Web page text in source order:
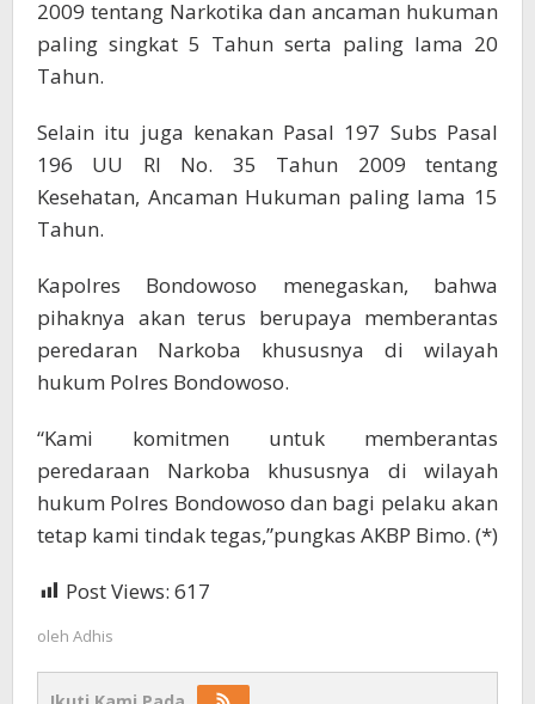
2009 tentang Narkotika dan ancaman hukuman
paling singkat 5 Tahun serta paling lama 20
Tahun.
Selain itu juga kenakan Pasal 197 Subs Pasal
196 UU RI No. 35 Tahun 2009 tentang
Kesehatan, Ancaman Hukuman paling lama 15
Tahun.
Kapolres Bondowoso menegaskan, bahwa
pihaknya akan terus berupaya memberantas
peredaran Narkoba khususnya di wilayah
hukum Polres Bondowoso.
“Kami komitmen untuk memberantas
peredaraan Narkoba khususnya di wilayah
hukum Polres Bondowoso dan bagi pelaku akan
tetap kami tindak tegas,”pungkas AKBP Bimo. (*)
Post Views: 617
oleh Adhis